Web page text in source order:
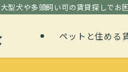
型犬や多頭飼い可の賃貸探しでお
ペットと住める